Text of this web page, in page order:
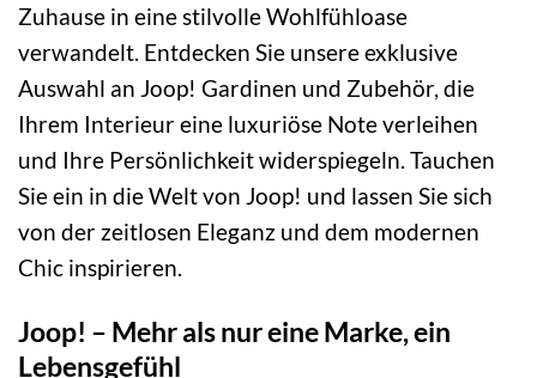
Zuhause in eine stilvolle Wohlfühloase
verwandelt. Entdecken Sie unsere exklusive
Auswahl an Joop! Gardinen und Zubehör, die
Ihrem Interieur eine luxuriöse Note verleihen
und Ihre Persönlichkeit widerspiegeln. Tauchen
Sie ein in die Welt von Joop! und lassen Sie sich
von der zeitlosen Eleganz und dem modernen
Chic inspirieren.
Joop! – Mehr als nur eine Marke, ein
Lebensgefühl